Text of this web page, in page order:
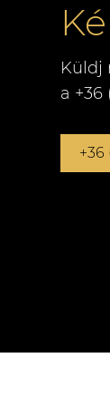
Küldj
a +36
+36